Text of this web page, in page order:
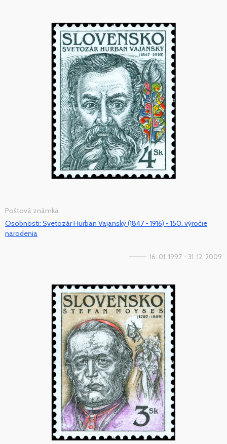
Poštová známka
Osobnosti: Svetozár Hurban Vajanský (1847 - 1916) - 150. výročie
narodenia
16. 01. 1997 - 31. 12. 2009